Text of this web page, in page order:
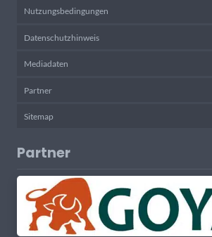
Nutzungsbedingungen
Datenschutzhinweis
Mediadaten
Partner
Sitemap
Partner